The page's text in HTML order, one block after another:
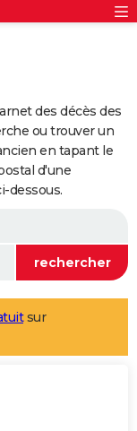
des décès des
ou trouver un
en tapant le
d'une
dessous.
sur